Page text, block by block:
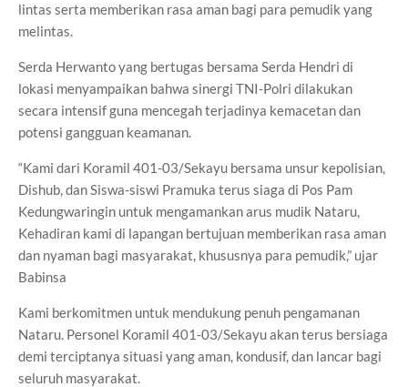
lintas serta memberikan rasa aman bagi para pemudik yang
melintas.
Serda Herwanto yang bertugas bersama Serda Hendri di
lokasi menyampaikan bahwa sinergi TNI-Polri dilakukan
secara intensif guna mencegah terjadinya kemacetan dan
potensi gangguan keamanan.
“Kami dari Koramil 401-03/Sekayu bersama unsur kepolisian,
Dishub, dan Siswa-siswi Pramuka terus siaga di Pos Pam
Kedungwaringin untuk mengamankan arus mudik Nataru,
Kehadiran kami di lapangan bertujuan memberikan rasa aman
dan nyaman bagi masyarakat, khususnya para pemudik,” ujar
Babinsa
Kami berkomitmen untuk mendukung penuh pengamanan
Nataru. Personel Koramil 401-03/Sekayu akan terus bersiaga
demi terciptanya situasi yang aman, kondusif, dan lancar bagi
seluruh masyarakat.